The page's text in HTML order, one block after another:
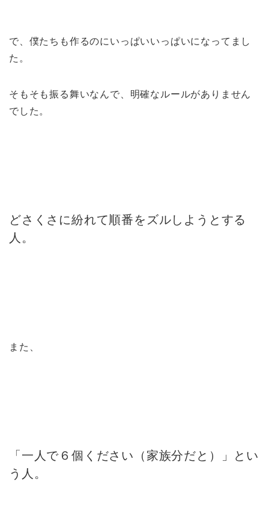
で、僕たちも作るのにいっぱいいっぱいになってまし
た。
そもそも振る舞いなんで、明確なルールがありません
でした。
どさくさに紛れて順番をズルしようとする
人。
また、
「一人で６個ください（家族分だと）」とい
う人。